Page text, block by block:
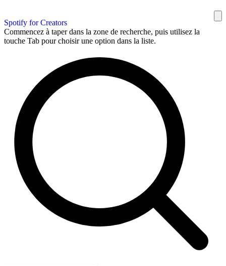
Spotify for Creators
Commencez à taper dans la zone de recherche, puis utilisez la
touche Tab pour choisir une option dans la liste.